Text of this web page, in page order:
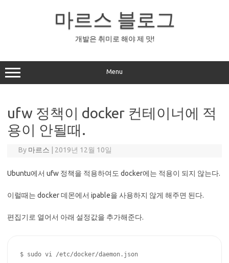
마르스 블로그
개발은 취미로 해야 제 맛!
Menu
ufw 정책이 docker 컨테이너에 적
용이 안될때.
By 마르스 2019년 12월 10일
Ubuntu에서 ufw 정책을 적용하여도 docker에는 적용이 되지 않는다.
이럴때는 docker 데몬에서 ipable을 사용하지 않게 해주면 된다.
편집기로 열어서 아래 설정값을 추가해준다.
$ sudo vi /etc/docker/daemon.json